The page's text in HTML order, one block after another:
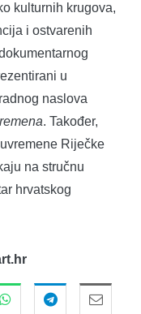
kulturnih krugova,
i ostvarenih
u
naslova
. Također,
Riječke
na stručnu
hrvatskog